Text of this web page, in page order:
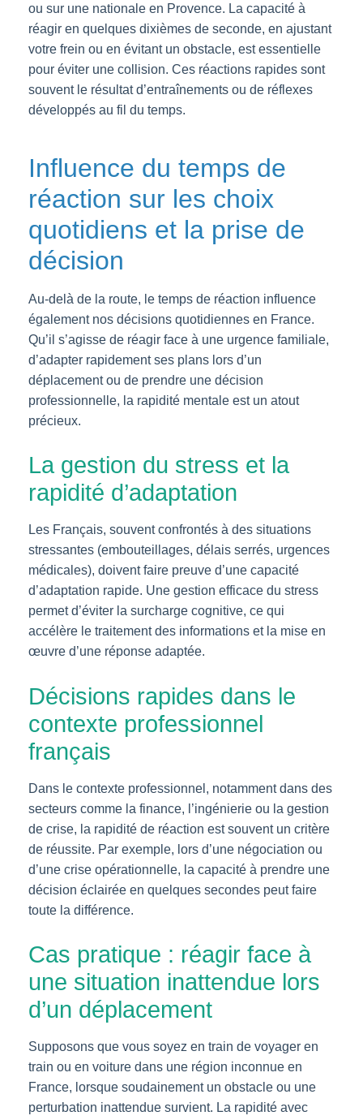
ou sur une nationale en Provence. La capacité à
réagir en quelques dixièmes de seconde, en ajustant
votre frein ou en évitant un obstacle, est essentielle
pour éviter une collision. Ces réactions rapides sont
souvent le résultat d’entraînements ou de réflexes
développés au fil du temps.
Influence du temps de
réaction sur les choix
quotidiens et la prise de
décision
Au-delà de la route, le temps de réaction influence
également nos décisions quotidiennes en France.
Qu’il s’agisse de réagir face à une urgence familiale,
d’adapter rapidement ses plans lors d’un
déplacement ou de prendre une décision
professionnelle, la rapidité mentale est un atout
précieux.
La gestion du stress et la
rapidité d’adaptation
Les Français, souvent confrontés à des situations
stressantes (embouteillages, délais serrés, urgences
médicales), doivent faire preuve d’une capacité
d’adaptation rapide. Une gestion efficace du stress
permet d’éviter la surcharge cognitive, ce qui
accélère le traitement des informations et la mise en
œuvre d’une réponse adaptée.
Décisions rapides dans le
contexte professionnel
français
Dans le contexte professionnel, notamment dans des
secteurs comme la finance, l’ingénierie ou la gestion
de crise, la rapidité de réaction est souvent un critère
de réussite. Par exemple, lors d’une négociation ou
d’une crise opérationnelle, la capacité à prendre une
décision éclairée en quelques secondes peut faire
toute la différence.
Cas pratique : réagir face à
une situation inattendue lors
d’un déplacement
Supposons que vous soyez en train de voyager en
train ou en voiture dans une région inconnue en
France, lorsque soudainement un obstacle ou une
perturbation inattendue survient. La rapidité avec